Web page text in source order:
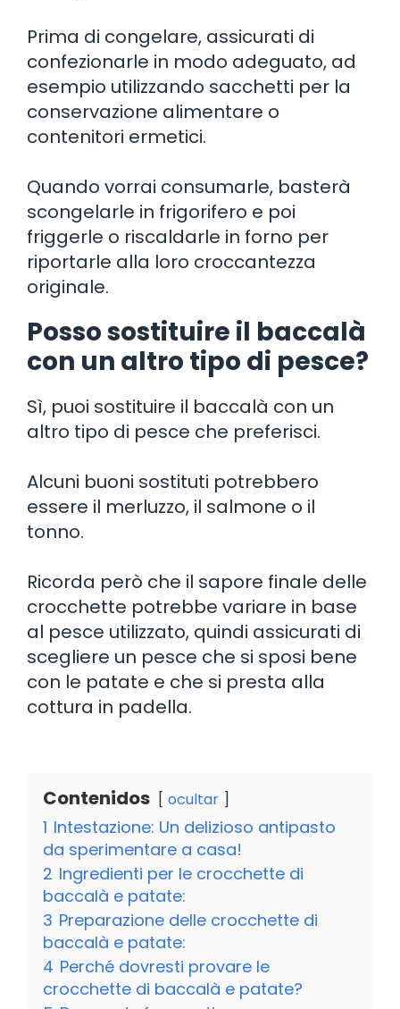
Prima di congelare, assicurati di
confezionarle in modo adeguato, ad
esempio utilizzando sacchetti per la
conservazione alimentare o
contenitori ermetici.
Quando vorrai consumarle, basterà
scongelarle in frigorifero e poi
friggerle o riscaldarle in forno per
riportarle alla loro croccantezza
originale.
Posso sostituire il baccalà
con un altro tipo di pesce?
Sì, puoi sostituire il baccalà con un
altro tipo di pesce che preferisci.
Alcuni buoni sostituti potrebbero
essere il merluzzo, il salmone o il
tonno.
Ricorda però che il sapore finale delle
crocchette potrebbe variare in base
al pesce utilizzato, quindi assicurati di
scegliere un pesce che si sposi bene
con le patate e che si presta alla
cottura in padella.
Contenidos ocultar
1 Intestazione: Un delizioso antipasto
da sperimentare a casa!
2 Ingredienti per le crocchette di
baccalà e patate:
3 Preparazione delle crocchette di
baccalà e patate:
4 Perché dovresti provare le
crocchette di baccalà e patate?